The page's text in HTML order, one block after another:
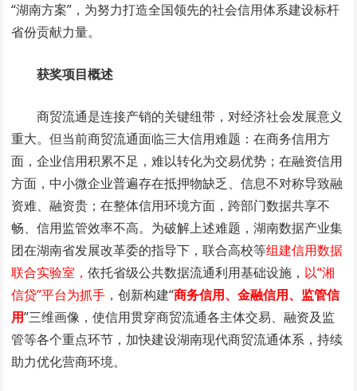
“湖南方案”，为努力打造全国领先的社会信用体系建设标杆
省份贡献力量。
获奖项目概述
商贸流通是连接产销的关键纽带，对经济社会发展意义
重大。但当前商贸流通面临三大信用难题：在商务信用方
面，企业信用积累不足，难以转化为交易优势；在融资信用
方面，中小微企业普遍存在抵押物缺乏、信息不对称导致融
资难、融资贵；在整体信用环境方面，跨部门数据共享不
畅、信用监管效率不高。为破解上述难题，湖南数据产业集
团在湖南省发展改革委的指导下，联合高校等组建信用数据
联合实验室，依托省级公共数据流通利用基础设施， 以“湘
信贷”平台为抓手 ，创新构建“商务信用、金融信用、监管信
用”三维画像，使信用贯穿商贸流通各主体交易、融资及监
管等各个重点环节，加快建设湖南现代商贸流通体系，持续
助力优化营商环境。